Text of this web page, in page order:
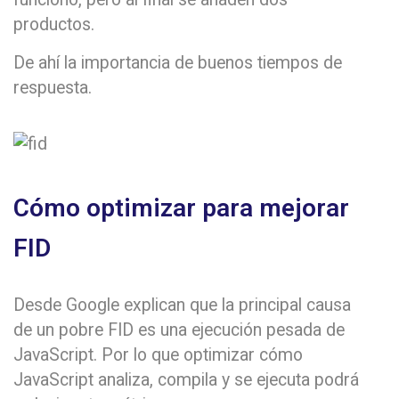
productos.
De ahí la importancia de buenos tiempos de
respuesta.
Cómo optimizar para mejorar
FID
Desde Google explican que la principal causa
de un pobre FID es una ejecución pesada de
JavaScript. Por lo que optimizar cómo
JavaScript analiza, compila y se ejecuta podrá